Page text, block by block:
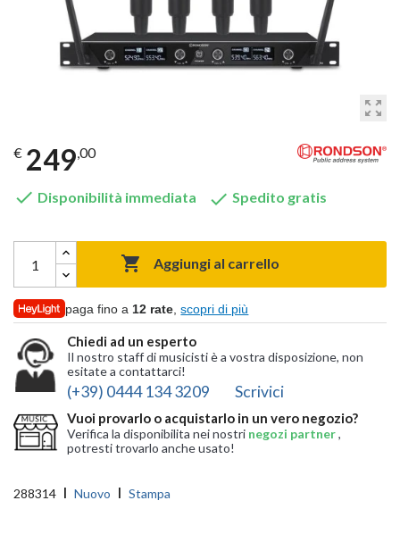
zoom_out_map
€ 249,00
 Disponibilità immediata  Spedito gratis
 Aggiungi al carrello
paga fino a 12 rate ,scopri di più
Chiedi ad un esperto
Il nostro staff di musicisti è a vostra disposizione, non
esitate a contattarci!
(+39) 0444 134 3209 Scrivici
Vuoi provarlo o acquistarlo in un vero negozio?
Verifica la disponibilita nei nostri negozi partner,
potresti trovarlo anche usato!
288314 Nuovo Stampa